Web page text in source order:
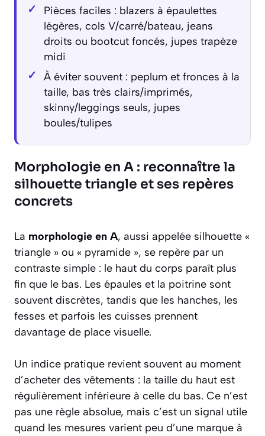
Pièces faciles : blazers à épaulettes
légères, cols V/carré/bateau, jeans
droits ou bootcut foncés, jupes trapèze
midi
À éviter souvent : peplum et fronces à la
taille, bas très clairs/imprimés,
skinny/leggings seuls, jupes
boules/tulipes
Morphologie en A : reconnaître la
silhouette triangle et ses repères
concrets
La morphologie en A, aussi appelée silhouette «
triangle » ou « pyramide », se repère par un
contraste simple : le haut du corps paraît plus
fin que le bas. Les épaules et la poitrine sont
souvent discrètes, tandis que les hanches, les
fesses et parfois les cuisses prennent
davantage de place visuelle.
Un indice pratique revient souvent au moment
d’acheter des vêtements : la taille du haut est
régulièrement inférieure à celle du bas. Ce n’est
pas une règle absolue, mais c’est un signal utile
quand les mesures varient peu d’une marque à